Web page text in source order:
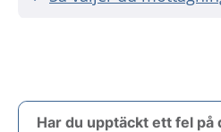
Har du upptäckt ett fel på